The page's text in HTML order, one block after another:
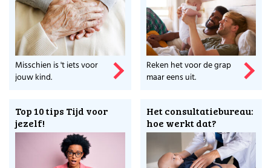
Misschien is 't iets voor
jouw kind.
Reken het voor de grap
maar eens uit.
Top 10 tips Tijd voor
jezelf!
Het consultatiebureau:
hoe werkt dat?